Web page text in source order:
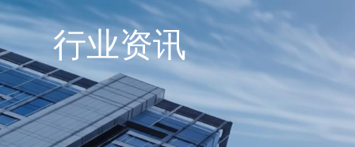
行业资讯